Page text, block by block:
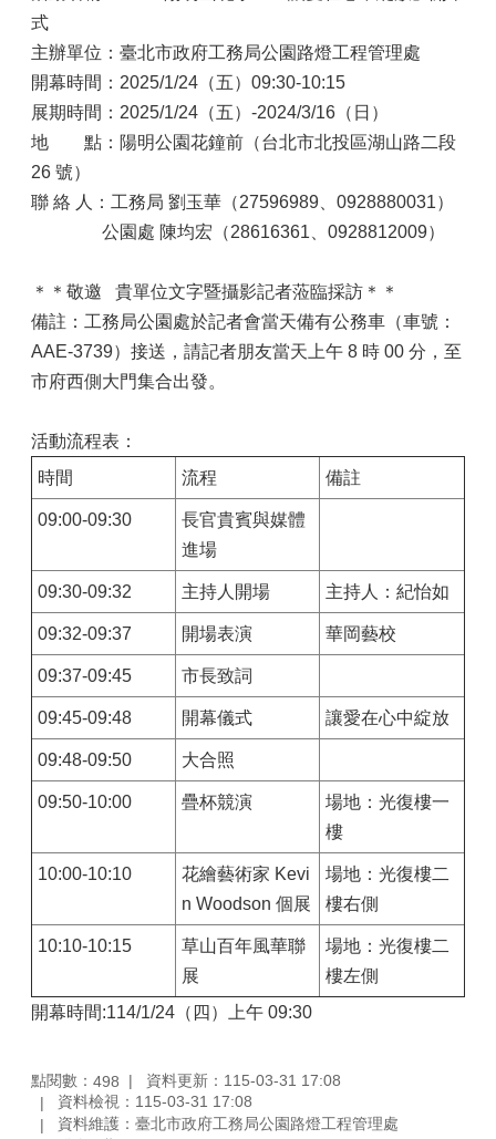
式
主辦單位：臺北市政府工務局公園路燈工程管理處
開幕時間：2025/1/24（五）09:30-10:15
展期時間：2025/1/24（五）-2024/3/16（日）
地 點：陽明公園花鐘前（台北市北投區湖山路二段
26 號）
聯 絡 人：工務局 劉玉華（27596989、0928880031）
公園處 陳均宏（28616361、0928812009）
＊＊敬邀 貴單位文字暨攝影記者蒞臨採訪＊＊
備註：工務局公園處於記者會當天備有公務車（車號：
AAE-3739）接送，請記者朋友當天上午 8 時 00 分，至
市府西側大門集合出發。
活動流程表：
時間
流程 備註
09:00-09:30
長官貴賓與媒體
進場
09:30-09:32 主持人開場 主持人：紀怡如
09:32-09:37 開場表演 華岡藝校
09:37-09:45 市長致詞
09:45-09:48 開幕儀式 讓愛在心中綻放
09:48-09:50 大合照
09:50-10:00 疊杯競演
場地：光復樓一
樓
10:00-10:10
花繪藝術家 Kevi
n Woodson 個展
場地：光復樓二
樓右側
10:10-10:15
草山百年風華聯
展
場地：光復樓二
樓左側
開幕時間:114/1/24（四）上午 09:30
點閱數： 498
資料更新：115-03-31 17:08
資料檢視：115-03-31 17:08
資料維護：臺北市政府工務局公園路燈工程管理處